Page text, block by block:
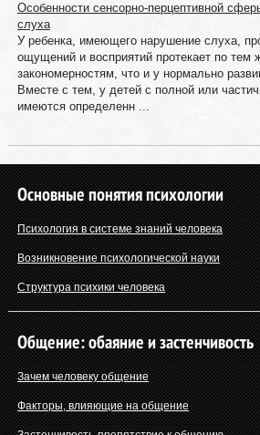
Особенности сенсорно-перцептивной
слуха
У ребенка, имеющего нарушение слуха,
ощущений и восприятий протекает по тем
закономерностям, что и у нормально
Вместе с тем, у детей с полной или
имеются определенн ...
Основные понятия психологии
Психология в системе знаний человека
Возникновение психологической науки
Структура психики человека
Общение: обаяние и застенчивость
Зачем человеку общение
Факторы, влияющие на общение